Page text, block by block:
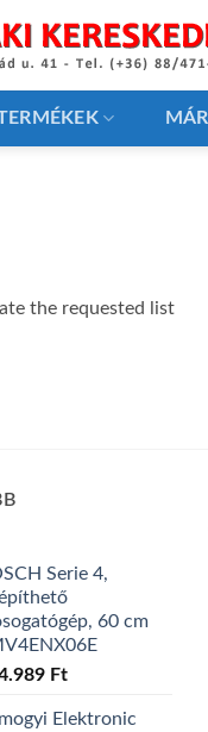
the requested list
Serie 4,
60 cm
Ft
Elektronic